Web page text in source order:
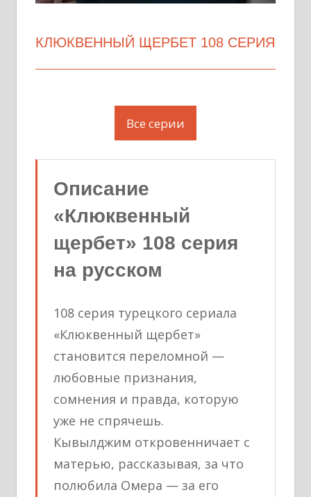
КЛЮКВЕННЫЙ ЩЕРБЕТ 108 СЕРИЯ
Все серии
Описание
«Клюквенный
щербет» 108 серия
на русском
108 серия турецкого сериала
«Клюквенный щербет»
становится переломной —
любовные признания,
сомнения и правда, которую
уже не спрячешь.
Кывылджим откровенничает с
матерью, рассказывая, за что
полюбила Омера — за его